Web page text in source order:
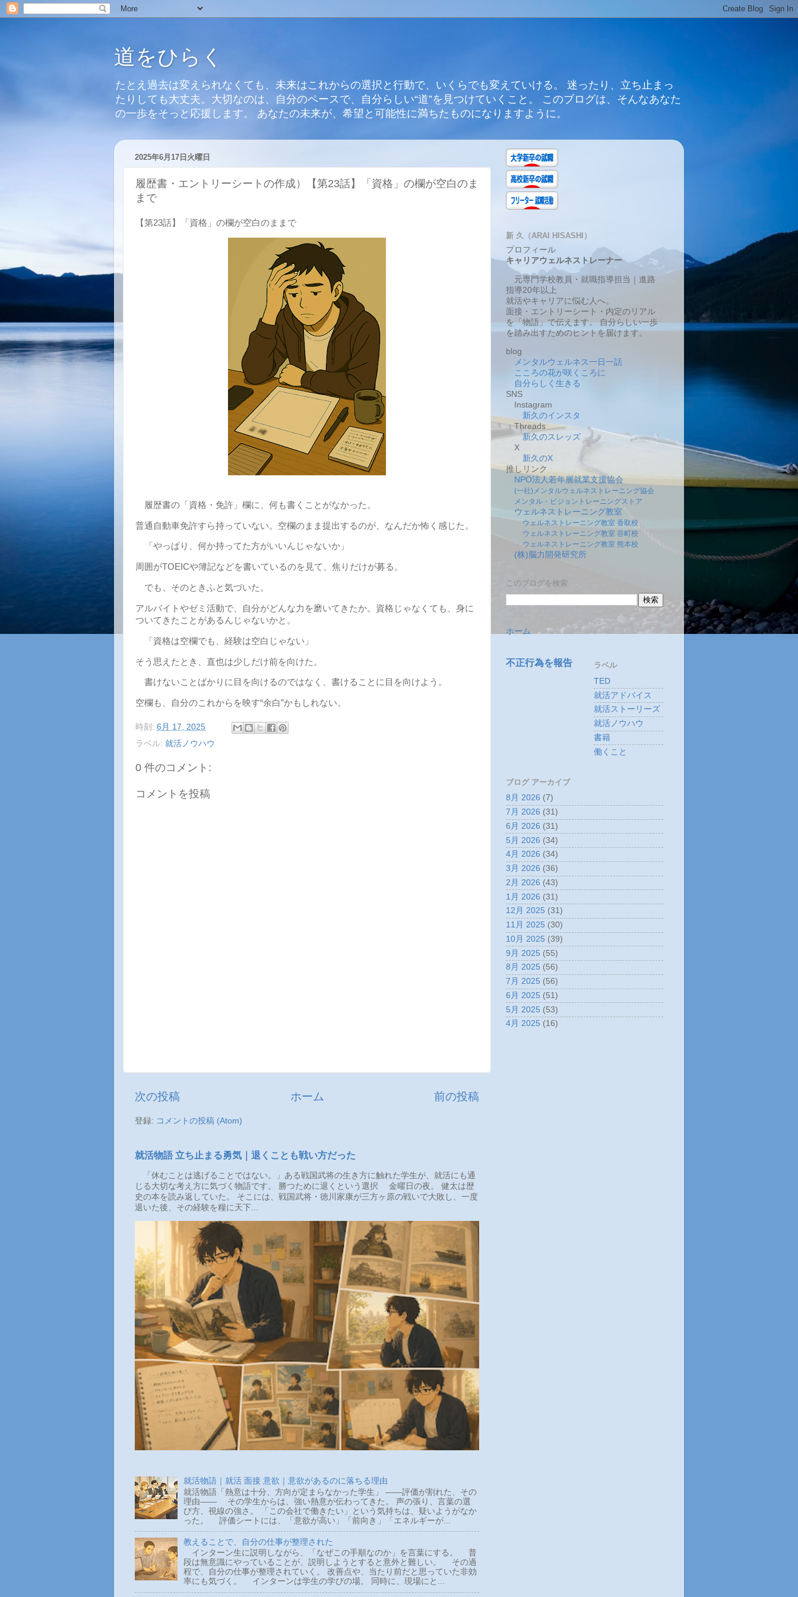
道をひらく
たとえ過去は変えられなくても、未来はこれからの選択と行動で、いくらでも変えていける。 迷ったり、立ち止まっ
たりしても大丈夫。大切なのは、自分のペースで、自分らしい“道”を見つけていくこと。 このブログは、そんなあなた
の一歩をそっと応援します。 あなたの未来が、希望と可能性に満ちたものになりますように。
2025年6月17日火曜日
履歴書・エントリーシートの作成）【第23話】「資格」の欄が空白のま
まで
【第23話】「資格」の欄が空白のままで
履歴書の「資格・免許」欄に、何も書くことがなかった。
普通自動車免許すら持っていない。空欄のまま提出するのが、なんだか怖く感じた。
「やっぱり、何か持ってた方がいいんじゃないか」
周囲がTOEICや簿記などを書いているのを見て、焦りだけが募る。
でも、そのときふと気づいた。
アルバイトやゼミ活動で、自分がどんな力を磨いてきたか。資格じゃなくても、身に
ついてきたことがあるんじゃないかと。
「資格は空欄でも、経験は空白じゃない」
そう思えたとき、直也は少しだけ前を向けた。
書けないことばかりに目を向けるのではなく、書けることに目を向けよう。
空欄も、自分のこれからを映す“余白”かもしれない。
時刻: 6月 17, 2025
ラベル: 就活ノウハウ
0 件のコメント:
コメントを投稿
次の投稿 前の投稿
ホーム
登録: コメントの投稿 (Atom)
就活物語 立ち止まる勇気｜退くことも戦い方だった
「休むことは逃げることではない。」ある戦国武将の生き方に触れた学生が、就活にも通
じる大切な考え方に気づく物語です。 勝つために退くという選択 金曜日の夜。 健太は歴
史の本を読み返していた。 そこには、戦国武将・徳川家康が三方ヶ原の戦いで大敗し、一度
退いた後、その経験を糧に天下...
就活物語｜就活 面接 意欲｜意欲があるのに落ちる理由
就活物語「熱意は十分、方向が定まらなかった学生」 ――評価が割れた、その
理由―― その学生からは、強い熱意が伝わってきた。 声の張り、言葉の選
び方、視線の強さ。 「この会社で働きたい」という気持ちは、疑いようがなか
った。 評価シートには、「意欲が高い」「前向き」「エネルギーが...
教えることで、自分の仕事が整理された
インターン生に説明しながら、「なぜこの手順なのか」を言葉にする。 普
段は無意識にやっていることが、説明しようとすると意外と難しい。 その過
程で、自分の仕事が整理されていく。 改善点や、当たり前だと思っていた非効
率にも気づく。 インターンは学生の学びの場。 同時に、現場にと...
新 久（ARAI HISASHI）
プロフィール
キャリアウェルネストレーナー
元専門学校教員・就職指導担当｜進路
指導20年以上
就活やキャリアに悩む人へ。
面接・エントリーシート・内定のリアル
を「物語」で伝えます。 自分らしい一歩
を踏み出すためのヒントを届けます。
blog
メンタルウェルネス一日一話
こころの花が咲くころに
自分らしく生きる
SNS
Instagram
新久のインスタ
Threads
新久のスレッズ
X
新久のX
推しリンク
NPO法人若年層就業支援協会
(一社)メンタルウェルネストレーニング協会
メンタル・ビジョントレーニングストア
ウェルネストレーニング教室
ウェルネストレーニング教室 香取校
ウェルネストレーニング教室 谷町校
ウェルネストレーニング教室 熊本校
(株)脳力開発研究所
このブログを検索
ホーム
不正行為を報告
ラベル
TED
就活アドバイス
就活ストーリーズ
就活ノウハウ
書籍
働くこと
ブログ アーカイブ
8月 2026 (7)
7月 2026 (31)
6月 2026 (31)
5月 2026 (34)
4月 2026 (34)
3月 2026 (36)
2月 2026 (43)
1月 2026 (31)
12月 2025 (31)
11月 2025 (30)
10月 2025 (39)
9月 2025 (55)
8月 2025 (56)
7月 2025 (56)
6月 2025 (51)
5月 2025 (53)
4月 2025 (16)